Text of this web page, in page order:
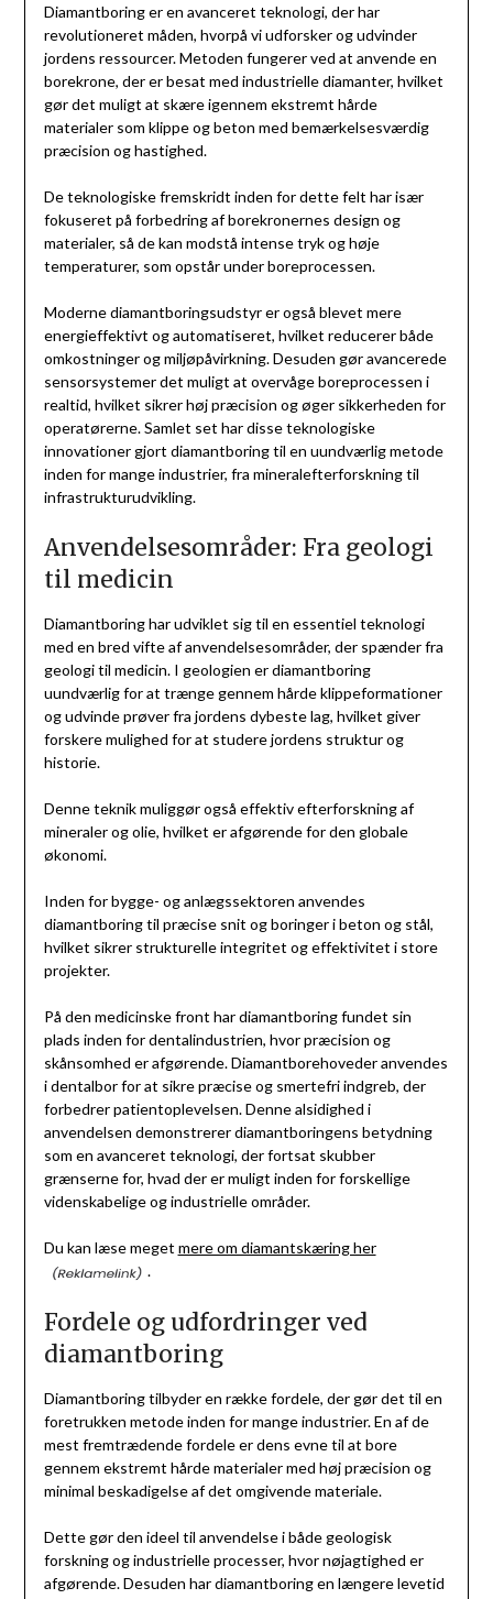
Diamantboring er en avanceret teknologi, der har
revolutioneret måden, hvorpå vi udforsker og udvinder
jordens ressourcer. Metoden fungerer ved at anvende en
borekrone, der er besat med industrielle diamanter, hvilket
gør det muligt at skære igennem ekstremt hårde
materialer som klippe og beton med bemærkelsesværdig
præcision og hastighed.
De teknologiske fremskridt inden for dette felt har især
fokuseret på forbedring af borekronernes design og
materialer, så de kan modstå intense tryk og høje
temperaturer, som opstår under boreprocessen.
Moderne diamantboringsudstyr er også blevet mere
energieffektivt og automatiseret, hvilket reducerer både
omkostninger og miljøpåvirkning. Desuden gør avancerede
sensorsystemer det muligt at overvåge boreprocessen i
realtid, hvilket sikrer høj præcision og øger sikkerheden for
operatørerne. Samlet set har disse teknologiske
innovationer gjort diamantboring til en uundværlig metode
inden for mange industrier, fra mineralefterforskning til
infrastrukturudvikling.
Anvendelsesområder: Fra geologi
til medicin
Diamantboring har udviklet sig til en essentiel teknologi
med en bred vifte af anvendelsesområder, der spænder fra
geologi til medicin. I geologien er diamantboring
uundværlig for at trænge gennem hårde klippeformationer
og udvinde prøver fra jordens dybeste lag, hvilket giver
forskere mulighed for at studere jordens struktur og
historie.
Denne teknik muliggør også effektiv efterforskning af
mineraler og olie, hvilket er afgørende for den globale
økonomi.
Inden for bygge- og anlægssektoren anvendes
diamantboring til præcise snit og boringer i beton og stål,
hvilket sikrer strukturelle integritet og effektivitet i store
projekter.
På den medicinske front har diamantboring fundet sin
plads inden for dentalindustrien, hvor præcision og
skånsomhed er afgørende. Diamantborehoveder anvendes
i dentalbor for at sikre præcise og smertefri indgreb, der
forbedrer patientoplevelsen. Denne alsidighed i
anvendelsen demonstrerer diamantboringens betydning
som en avanceret teknologi, der fortsat skubber
grænserne for, hvad der er muligt inden for forskellige
videnskabelige og industrielle områder.
Du kan læse meget mere om diamantskæring her
.
Fordele og udfordringer ved
diamantboring
Diamantboring tilbyder en række fordele, der gør det til en
foretrukken metode inden for mange industrier. En af de
mest fremtrædende fordele er dens evne til at bore
gennem ekstremt hårde materialer med høj præcision og
minimal beskadigelse af det omgivende materiale.
Dette gør den ideel til anvendelse i både geologisk
forskning og industrielle processer, hvor nøjagtighed er
afgørende. Desuden har diamantboring en længere levetid